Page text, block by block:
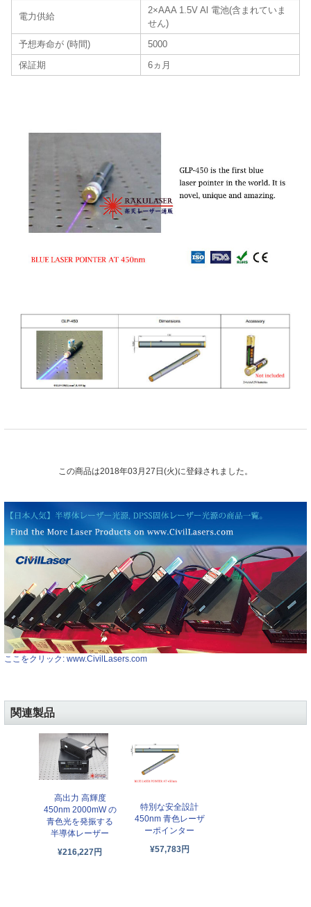
電力供給
2×AAA 1.5V Al 電池(含まれていま
せん)
予想寿命が (時間)
5000
保証期
6ヵ月
この商品は2018年03月27日(火)に登録されました。
ここをクリック: www.CivilLasers.com
関連製品
高出力 高輝度
450nm 2000mW の
青色光を発振する
半導体レーザー
¥216,227円
特別な安全設計
450nm 青色レーザ
ーポインター
¥57,783円